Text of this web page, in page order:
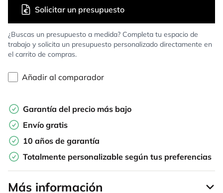
¿Buscas un presupuesto a medida? Completa tu espacio de
trabajo y solicita un presupuesto personalizado directamente en
el carrito de compras.
Solicitar un presupuesto
Añadir al comparador
Garantía del precio más bajo
Envío gratis
10 años de garantía
Totalmente personalizable según tus preferencias
Más información